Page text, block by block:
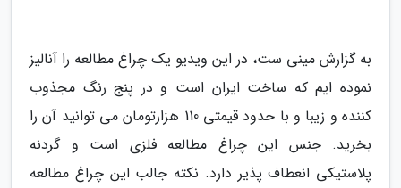
به گزارش مینی ست، در این ویدیو یک چراغ مطالعه را آنالیز
نموده ایم که ساخت ایران است و در پنج رنگ مجذوب
کننده و زیبا و با حدود قیمتی 110 هزارتومان می توانید آن را
بخرید. جنس این چراغ مطالعه فلزی است و گردنه
پلاستیکی انعطاف پذیر دارد. نکته جالب این چراغ مطالعه